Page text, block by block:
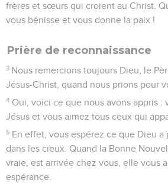
frères et sœurs qui croient au Christ.
vous bénisse et vous donne la paix !
Prière de reconnaissance
3 Nous remercions toujours Dieu, le
Jésus-Christ, quand nous prions pour
4 Oui, voici ce que nous avons appris :
Jésus et vous aimez tous ceux qui
5 En effet, vous espérez ce que Dieu a
dans les cieux. Quand la Bonne
vraie, est arrivée chez vous, elle vous
espérance.